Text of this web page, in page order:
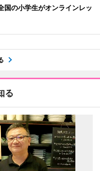
の小学生がオンラインレッ
る